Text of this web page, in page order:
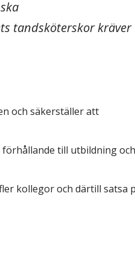
tandsköterskor kräver
och säkerställer att
till utbildning och
kollegor och därtill satsa